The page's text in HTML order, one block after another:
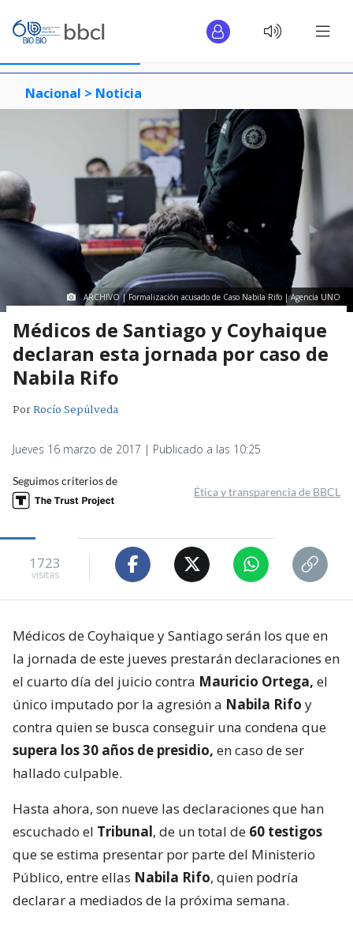
Nacional > Noticia
ARCHIVO | Formalización acusado de Caso Nabila Rifo | Agencia UNO
Médicos de Santiago y Coyhaique
declaran esta jornada por caso de
Nabila Rifo
PorRocío Sepúlveda
Jueves 16 marzo de 2017 | Publicado a las 10:25
Seguimos criterios de
Ética y transparencia de BBCL
1723
visitas
Médicos de Coyhaique y Santiago serán los que en
la jornada de este jueves prestarán declaraciones en
el cuarto día del juicio contra Mauricio Ortega, el
único imputado por la agresión a Nabila Rifo y
contra quien se busca conseguir una condena que
supera los 30 años de presidio, en caso de ser
hallado culpable.
Hasta ahora, son nueve las declaraciones que han
escuchado el Tribunal, de un total de 60 testigos
que se estima presentar por parte del Ministerio
Público, entre ellas Nabila Rifo, quien podría
declarar a mediados de la próxima semana.